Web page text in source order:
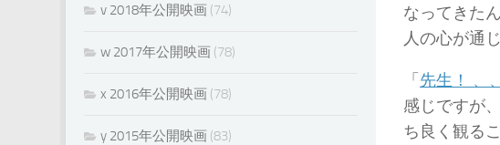
なってきた
人の心が通
「先生！ 、
感じですが
ち良く観る
v 2018年公開映画 (74)
w 2017年公開映画 (78)
x 2016年公開映画 (78)
y 2015年公開映画 (83)